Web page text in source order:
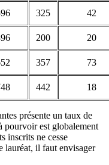
325
42
200
20
357
73
442 18
présente un taux de
pourvoir est globalement
inscrits ne cesse
lauréat, il faut envisager